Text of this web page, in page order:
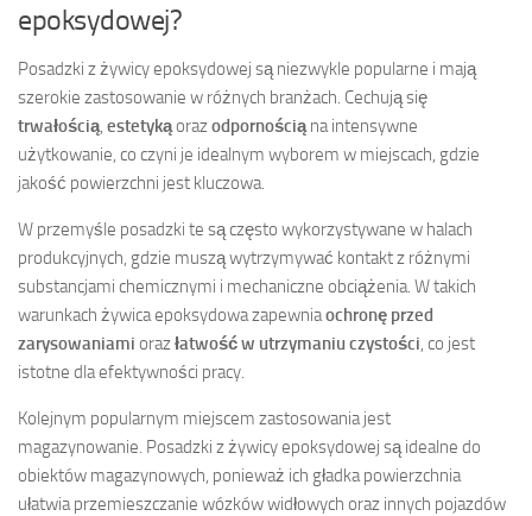
epoksydowej?
Posadzki z żywicy epoksydowej są niezwykle popularne i mają
szerokie zastosowanie w różnych branżach. Cechują się
trwałością, estetykąorazodpornościąna intensywne
użytkowanie, co czyni je idealnym wyborem w miejscach, gdzie
jakość powierzchni jest kluczowa.
W przemyśle posadzki te są często wykorzystywane w halach
produkcyjnych, gdzie muszą wytrzymywać kontakt z różnymi
substancjami chemicznymi i mechaniczne obciążenia. W takich
warunkach żywica epoksydowa zapewniaochronę przed
zarysowaniami orazłatwość w utrzymaniu czystości, co jest
istotne dla efektywności pracy.
Kolejnym popularnym miejscem zastosowania jest
magazynowanie. Posadzki z żywicy epoksydowej są idealne do
obiektów magazynowych, ponieważ ich gładka powierzchnia
ułatwia przemieszczanie wózków widłowych oraz innych pojazdów